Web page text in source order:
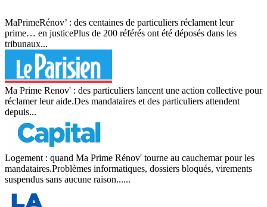
MaPrimeRénov’ : des centaines de particuliers réclament leur
prime… en justicePlus de 200 référés ont été déposés dans les
tribunaux...
Ma Prime Renov' : des particuliers lancent une action collective pour
réclamer leur aide.Des mandataires et des particuliers attendent
depuis...
Logement : quand Ma Prime Rénov' tourne au cauchemar pour les
mandataires.Problèmes informatiques, dossiers bloqués, virements
suspendus sans aucune raison......